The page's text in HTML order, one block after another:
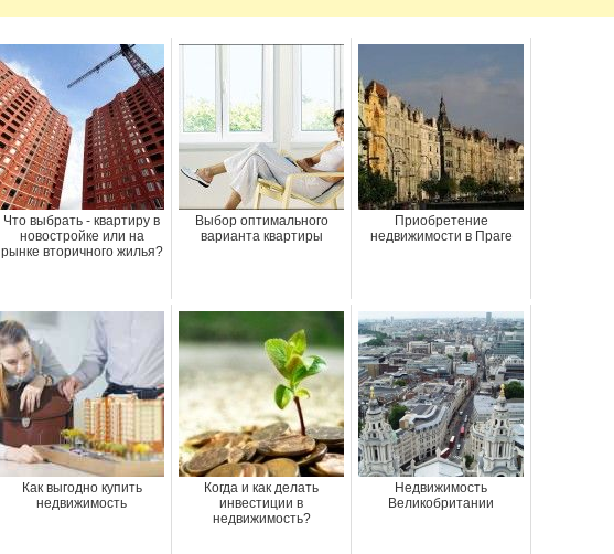
Что выбрать - квартиру в
новостройке или на
рынке вторичного жилья?
Выбор оптимального
варианта квартиры
Приобретение
недвижимости в Праге
Как выгодно купить
недвижимость
Когда и как делать
инвестиции в
недвижимость?
Недвижимость
Великобритании